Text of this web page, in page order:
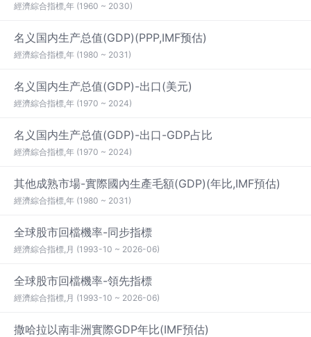
經濟綜合指標,年 (1960 ~ 2030)
名义国内生产总值(GDP)(PPP,IMF预估)
經濟綜合指標,年 (1980 ~ 2031)
名义国内生产总值(GDP)-出口(美元)
經濟綜合指標,年 (1970 ~ 2024)
名义国内生产总值(GDP)-出口-GDP占比
經濟綜合指標,年 (1970 ~ 2024)
其他成熟市場-實際國內生產毛額(GDP)(年比,IMF預估)
經濟綜合指標,年 (1980 ~ 2031)
全球股市回檔機率-同步指標
經濟綜合指標,月 (1993-10 ~ 2026-06)
全球股市回檔機率-領先指標
經濟綜合指標,月 (1993-10 ~ 2026-06)
撒哈拉以南非洲實際GDP年比(IMF預估)